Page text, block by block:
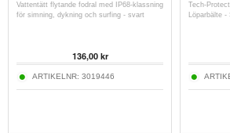
Vattentätt flytande fodral med IP68-klassning
för simning, dykning och surfing - svart
136,00kr
ARTIKELNR: 3019446
Tech-
Löparbälte -